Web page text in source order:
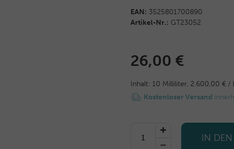
EAN: 3525801700890
Artikel-Nr.: GT23052
26,00 €
Inhalt: 10 Milliliter, 2.600,00 € /
Kostenloser Versand
IN